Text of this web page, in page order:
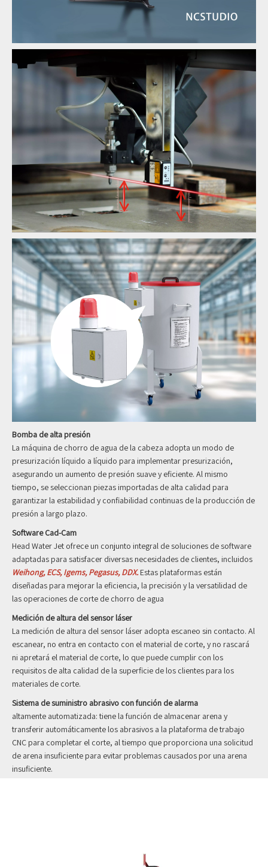
Bomba de alta presión
La máquina de chorro de agua de la cabeza adopta un modo de
presurización líquido a líquido para implementar presurización,
asegurando un aumento de presión suave y eficiente. Al mismo
tiempo, se seleccionan piezas importadas de alta calidad para
garantizar la estabilidad y confiabilidad continuas de la producción de
presión a largo plazo.
Software Cad-Cam
Head Water Jet ofrece un conjunto integral de soluciones de software
adaptadas para satisfacer diversas necesidades de clientes, incluidos
Weihong, ECS, Igems, Pegasus, DDX. Estas plataformas están
diseñadas para mejorar la eficiencia, la precisión y la versatilidad de
las operaciones de corte de chorro de agua
Medición de altura del sensor láser
La medición de altura del sensor láser adopta escaneo sin contacto. Al
escanear, no entra en contacto con el material de corte, y no rascará
ni apretará el material de corte, lo que puede cumplir con los
requisitos de alta calidad de la superficie de los clientes para los
materiales de corte.
Sistema de suministro abrasivo con función de alarma
altamente automatizada: tiene la función de almacenar arena y
transferir automáticamente los abrasivos a la plataforma de trabajo
CNC para completar el corte, al tiempo que proporciona una solicitud
de arena insuficiente para evitar problemas causados ​​por una arena
insuficiente.